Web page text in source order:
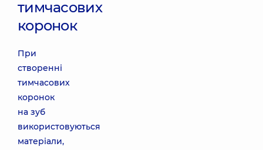
тимчасових
коронок
При
створенні
тимчасових
коронок
на зуб
використовуються
матеріали,